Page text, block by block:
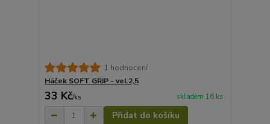
1 hodnocení
Háček SOFT GRIP - vel.2,5
33 Kč/ks skladem 16 ks
Přidat do košíku